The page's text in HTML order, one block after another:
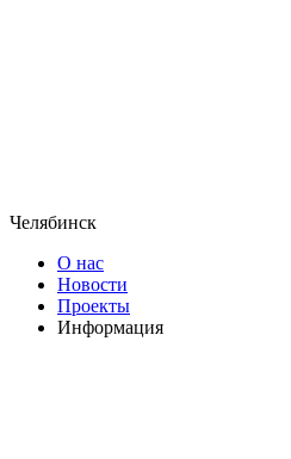
Челябинск
О нас
Новости
Проекты
Информация